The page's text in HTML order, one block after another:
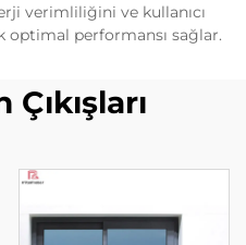
verimliliğini ve kullanıcı
optimal performansı sağlar.